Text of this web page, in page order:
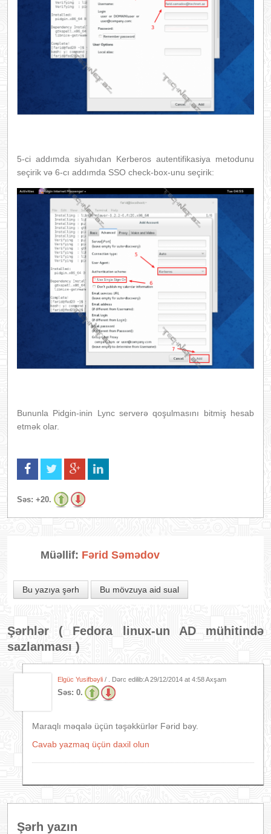
5-ci addımda siyahıdan Kerberos autentifikasiya metodunu
seçirik və 6-cı addımda SSO check-box-unu seçirik:
Bununla Pidgin-inin Lync serverə qoşulmasını bitmiş hesab
etmək olar.
Səs: +20.
Müəllif: Fərid Səmədov
Bu yazıya şərh Bu mövzuya aid sual
Şərhlər ( Fedora linux-un AD mühitində
sazlanması )
Elgüc Yusifbəyli / . Dərc edilib:A29/12/2014 at 4:58 Axşam
Səs: 0.
Maraqlı məqalə üçün təşəkkürlər Fərid bəy.
Cavab yazmaq üçün daxil olun
Şərh yazın